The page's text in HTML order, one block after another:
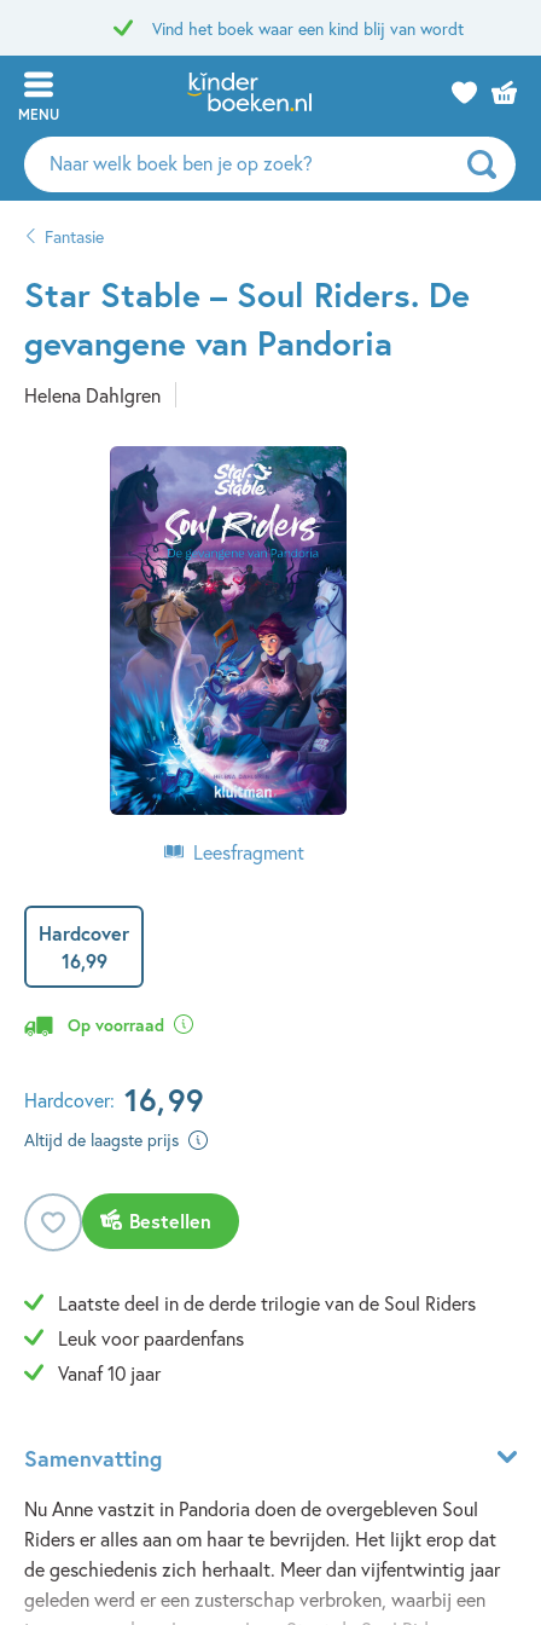
Vind het boek waar een kind blij van wordt
MENU
Zoeken
naar
auteurs
uitgevers
Fantasie
Star Stable – Soul Riders. De
gevangene van Pandoria
Helena Dahlgren
Leesfragment
Hardcover
16,99
Op voorraad
Hardcover: 16,99
Altijd de laagste prijs
Bestellen
Laatste deel in de derde trilogie van de Soul Riders
Leuk voor paardenfans
Vanaf 10 jaar
Samenvatting
Nu Anne vastzit in Pandoria doen de overgebleven Soul
Riders er alles aan om haar te bevrijden. Het lijkt erop dat
de geschiedenis zich herhaalt. Meer dan vijfentwintig jaar
geleden werd er een zusterschap verbroken, waarbij een